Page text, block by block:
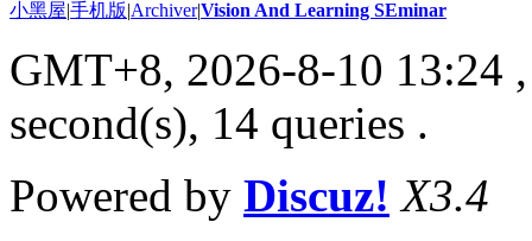
小黑屋|手机版|Archiver|Vision And Learning SEminar
GMT+8, 2026-8-10 13:24
second(s), 14 queries .
Powered by Discuz! X3.4